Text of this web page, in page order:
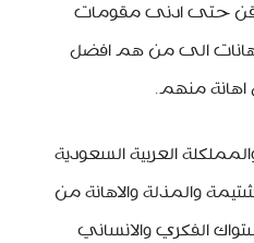
تتقن حتى ادنى مقومات
الى من هم افضل
اهانة منهم.
العربية السعودية
والمذلة والاهانة من
الفكري والانساني